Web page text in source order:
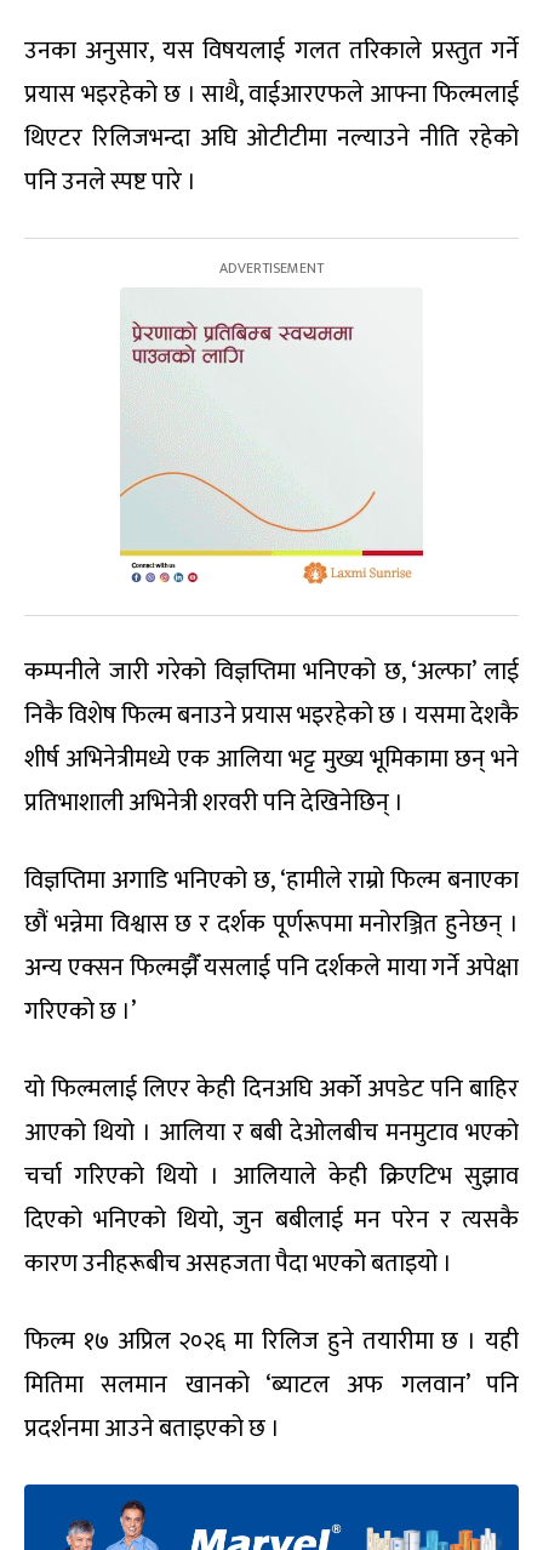
उनका अनुसार, यस विषयलाई गलत तरिकाले प्रस्तुत गर्ने
प्रयास भइरहेको छ । साथै, वाईआरएफले आफ्ना फिल्मलाई
थिएटर रिलिजभन्दा अघि ओटीटीमा नल्याउने नीति रहेको
पनि उनले स्पष्ट पारे ।
कम्पनीले जारी गरेको विज्ञप्तिमा भनिएको छ, ‘अल्फा’ लाई
निकै विशेष फिल्म बनाउने प्रयास भइरहेको छ । यसमा देशकै
शीर्ष अभिनेत्रीमध्ये एक आलिया भट्ट मुख्य भूमिकामा छन् भने
प्रतिभाशाली अभिनेत्री शरवरी पनि देखिनेछिन् ।
विज्ञप्तिमा अगाडि भनिएको छ, ‘हामीले राम्रो फिल्म बनाएका
छौं भन्नेमा विश्वास छ र दर्शक पूर्णरूपमा मनोरञ्जित हुनेछन् ।
अन्य एक्सन फिल्मझैँ यसलाई पनि दर्शकले माया गर्ने अपेक्षा
गरिएको छ ।’
यो फिल्मलाई लिएर केही दिनअघि अर्को अपडेट पनि बाहिर
आएको थियो । आलिया र बबी देओलबीच मनमुटाव भएको
चर्चा गरिएको थियो । आलियाले केही क्रिएटिभ सुझाव
दिएको भनिएको थियो, जुन बबीलाई मन परेन र त्यसकै
कारण उनीहरूबीच असहजता पैदा भएको बताइयो ।
फिल्म १७ अप्रिल २०२६ मा रिलिज हुने तयारीमा छ । यही
मितिमा सलमान खानको ‘ब्याटल अफ गलवान’ पनि
प्रदर्शनमा आउने बताइएको छ ।